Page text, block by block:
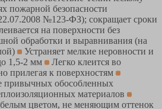
пожарной безопасности
№123-ФЗ); сокращает сроки
на поверхности без
обработки и выравнивания (на
Устраняет мелкие неровности и
1,5-2 мм
Легко клеится во
прилегая к поверхностям
привычных обособленных
материалов
цветом, не меняющим оттенок